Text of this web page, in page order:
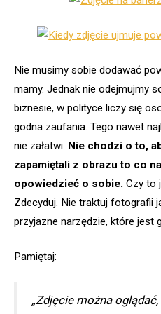
Nie musimy sobie dodawać
mamy. Jednak nie odejmujmy
biznesie, w polityce liczy się
godna zaufania. Tego nawet
nie załatwi. Nie chodzi o to,
zapamiętali z obrazu to co
opowiedzieć o sobie. Czy to
Zdecyduj. Nie traktuj fotografii
przyjazne narzędzie, które jest
Pamiętaj:
„Zdjęcie można